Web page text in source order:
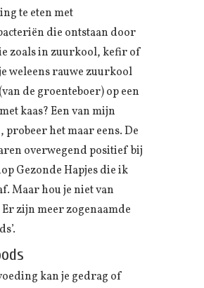
te eten met
die ontstaan door
zoals in zuurkool, kefir of
weleens rauwe zuurkool
de groenteboer) op een
kaas? Een van mijn
het maar eens. De
overwegend positief bij
Gezonde Hapjes die ik
Maar hou je niet van
zijn meer zogenaamde
kan je gedrag of